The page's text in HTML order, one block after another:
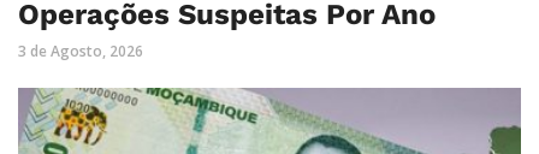
Operações Suspeitas Por Ano
3 de Agosto, 2026